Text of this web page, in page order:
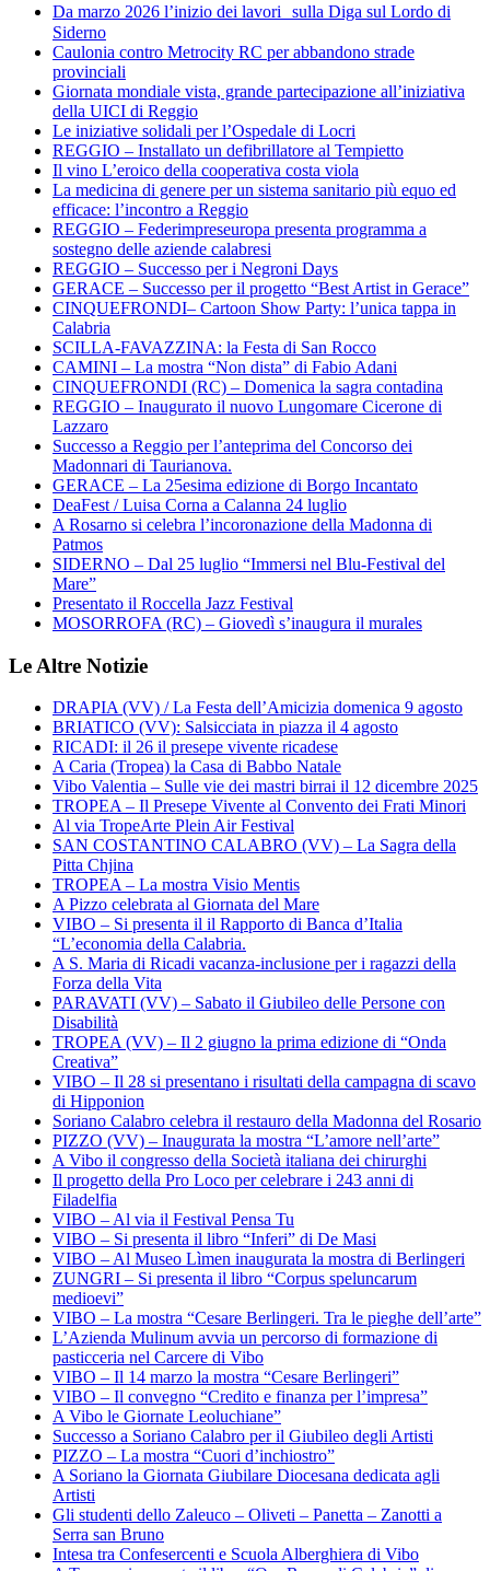
Da marzo 2026 l’inizio dei lavori sulla Diga sul Lordo di
Siderno
Caulonia contro Metrocity RC per abbandono strade
provinciali
Giornata mondiale vista, grande partecipazione all’iniziativa
della UICI di Reggio
Le iniziative solidali per l’Ospedale di Locri
REGGIO – Installato un defibrillatore al Tempietto
Il vino L’eroico della cooperativa costa viola
La medicina di genere per un sistema sanitario più equo ed
efficace: l’incontro a Reggio
REGGIO – Federimpreseuropa presenta programma a
sostegno delle aziende calabresi
REGGIO – Successo per i Negroni Days
GERACE – Successo per il progetto “Best Artist in Gerace”
CINQUEFRONDI– Cartoon Show Party: l’unica tappa in
Calabria
SCILLA-FAVAZZINA: la Festa di San Rocco
CAMINI – La mostra “Non dista” di Fabio Adani
CINQUEFRONDI (RC) – Domenica la sagra contadina
REGGIO – Inaugurato il nuovo Lungomare Cicerone di
Lazzaro
Successo a Reggio per l’anteprima del Concorso dei
Madonnari di Taurianova.
GERACE – La 25esima edizione di Borgo Incantato
DeaFest / Luisa Corna a Calanna 24 luglio
A Rosarno si celebra l’incoronazione della Madonna di
Patmos
SIDERNO – Dal 25 luglio “Immersi nel Blu-Festival del
Mare”
Presentato il Roccella Jazz Festival
MOSORROFA (RC) – Giovedì s’inaugura il murales
Le Altre Notizie
DRAPIA (VV) / La Festa dell’Amicizia domenica 9 agosto
BRIATICO (VV): Salsicciata in piazza il 4 agosto
RICADI: il 26 il presepe vivente ricadese
A Caria (Tropea) la Casa di Babbo Natale
Vibo Valentia – Sulle vie dei mastri birrai il 12 dicembre 2025
TROPEA – Il Presepe Vivente al Convento dei Frati Minori
Al via TropeArte Plein Air Festival
SAN COSTANTINO CALABRO (VV) – La Sagra della
Pitta Chjina
TROPEA – La mostra Visio Mentis
A Pizzo celebrata al Giornata del Mare
VIBO – Si presenta il il Rapporto di Banca d’Italia
“L’economia della Calabria.
A S. Maria di Ricadi vacanza-inclusione per i ragazzi della
Forza della Vita
PARAVATI (VV) – Sabato il Giubileo delle Persone con
Disabilità
TROPEA (VV) – Il 2 giugno la prima edizione di “Onda
Creativa”
VIBO – Il 28 si presentano i risultati della campagna di scavo
di Hipponion
Soriano Calabro celebra il restauro della Madonna del Rosario
PIZZO (VV) – Inaugurata la mostra “L’amore nell’arte”
A Vibo il congresso della Società italiana dei chirurghi
Il progetto della Pro Loco per celebrare i 243 anni di
Filadelfia
VIBO – Al via il Festival Pensa Tu
VIBO – Si presenta il libro “Inferi” di De Masi
VIBO – Al Museo Lìmen inaugurata la mostra di Berlingeri
ZUNGRI – Si presenta il libro “Corpus speluncarum
medioevi”
VIBO – La mostra “Cesare Berlingeri. Tra le pieghe dell’arte”
L’Azienda Mulinum avvia un percorso di formazione di
pasticceria nel Carcere di Vibo
VIBO – Il 14 marzo la mostra “Cesare Berlingeri”
VIBO – Il convegno “Credito e finanza per l’impresa”
A Vibo le Giornate Leoluchiane”
Successo a Soriano Calabro per il Giubileo degli Artisti
PIZZO – La mostra “Cuori d’inchiostro”
A Soriano la Giornata Giubilare Diocesana dedicata agli
Artisti
Gli studenti dello Zaleuco – Oliveti – Panetta – Zanotti a
Serra san Bruno
Intesa tra Confesercenti e Scuola Alberghiera di Vibo